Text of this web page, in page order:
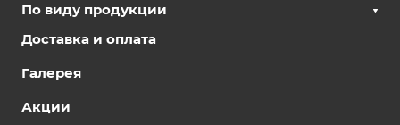
По виду продукции
Доставка и оплата
Галерея
Акции